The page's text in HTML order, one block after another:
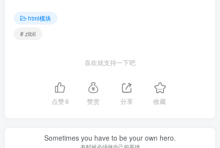
html模块
# zibll
喜欢就支持一下吧
点赞6 赞赏 分享 收藏
Sometimes you have to be your own hero.